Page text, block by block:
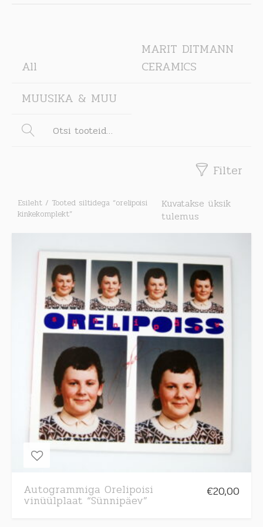
All
MARIT DITMANN
CERAMICS
MUUSIKA & MUU
Filter
Esileht / Tooted siltidega “orelipoisi
kinkekomplekt”
Kuvatakse üksik
tulemus
Autogrammiga Orelipoisi
vinüülplaat “Sünnipäev”
€20,00